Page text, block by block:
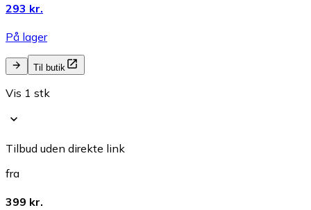
293 kr.
På lager
Til butik
Vis 1 stk
Tilbud uden direkte link
fra
399 kr.